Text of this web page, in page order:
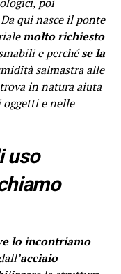
qui nasce il ponte
molto richiesto
e perchése la
salmastra alle
in natura aiuta
oggetti e nelle
uso
lo incontriamo
acciaio